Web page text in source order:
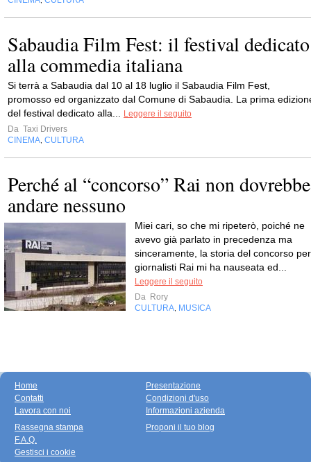
Sabaudia Film Fest: il festival dedicato
alla commedia italiana
Si terrà a Sabaudia dal 10 al 18 luglio il Sabaudia Film Fest,
promosso ed organizzato dal Comune di Sabaudia. La prima
del festival dedicato alla...
Leggere il seguito
Da Taxi Drivers
CINEMA CULTURA
Perché al “concorso” Rai non dovrebbe
andare nessuno
Miei cari, so che mi ripeterò, poiché ne
avevo già parlato in precedenza ma
sinceramente, la storia del concorso per
giornalisti Rai mi ha nauseata ed...
Leggere il seguito
Da Rory
CULTURA MUSICA
Home
Contatti
Lavora con noi
Presentazione
Condizioni d'uso
Informazioni azienda
Rassegna stampa
F.A.Q.
Gestisci i cookie
Proponi il tuo blog